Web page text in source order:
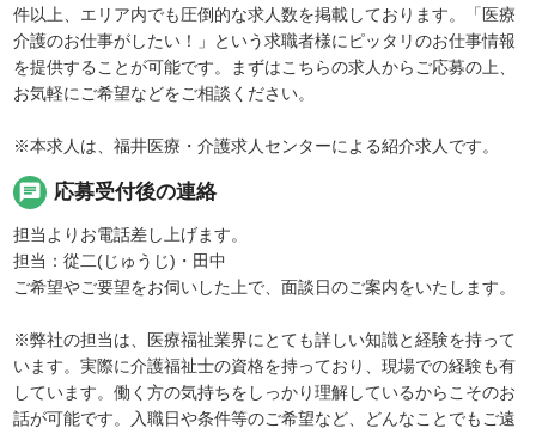
件以上、エリア内でも圧倒的な求人数を掲載しております。「医療
介護のお仕事がしたい！」という求職者様にピッタリのお仕事情報
を提供することが可能です。まずはこちらの求人からご応募の上、
お気軽にご希望などをご相談ください。
※本求人は、福井医療・介護求人センターによる紹介求人です。
chat 応募受付後の連絡
担当よりお電話差し上げます。
担当：從二(じゅうじ)・田中
ご希望やご要望をお伺いした上で、面談日のご案内をいたします。
※弊社の担当は、医療福祉業界にとても詳しい知識と経験を持って
います。実際に介護福祉士の資格を持っており、現場での経験も有
しています。働く方の気持ちをしっかり理解しているからこそのお
話が可能です。入職日や条件等のご希望など、どんなことでもご遠